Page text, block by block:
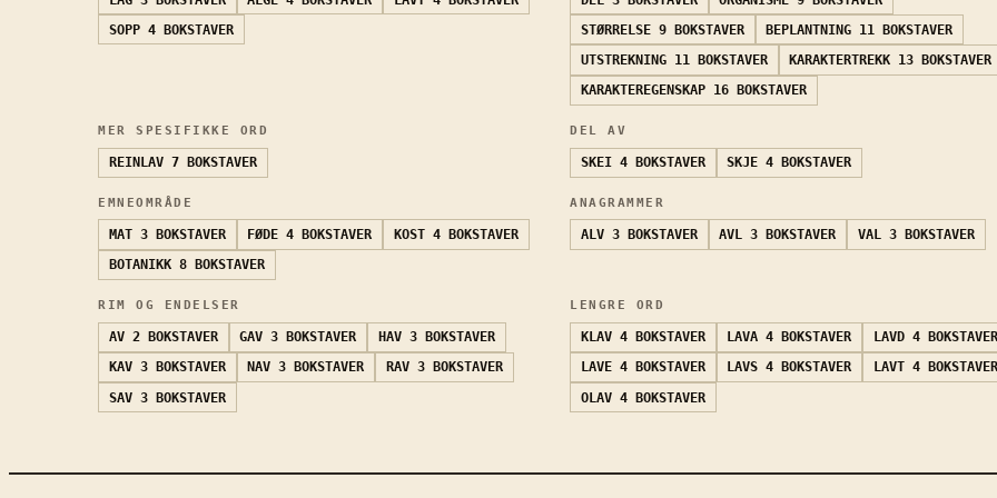
SOPP 4 BOKSTAVER
STØRRELSE 9 BOKSTAVER BEPLANTNING 11 BOKSTAVER
UTSTREKNING 11 BOKSTAVER KARAKTERTREKK 13 BOKSTAVER
KARAKTEREGENSKAP 16 BOKSTAVER
MER SPESIFIKKE ORD
REINLAV 7 BOKSTAVER
DEL AV
SKEI 4 BOKSTAVER SKJE 4 BOKSTAVER
EMNEOMRÅDE
MAT 3 BOKSTAVER FØDE 4 BOKSTAVER KOST 4 BOKSTAVER
BOTANIKK 8 BOKSTAVER
ANAGRAMMER
ALV 3 BOKSTAVER AVL 3 BOKSTAVER VAL 3 BOKSTAVER
RIM OG ENDELSER
AV 2 BOKSTAVER GAV 3 BOKSTAVER HAV 3 BOKSTAVER
KAV 3 BOKSTAVER NAV 3 BOKSTAVER RAV 3 BOKSTAVER
SAV 3 BOKSTAVER
LENGRE ORD
KLAV 4 BOKSTAVER LAVA 4 BOKSTAVER LAVD 4 BOKSTAVER
LAVE 4 BOKSTAVER LAVS 4 BOKSTAVER LAVT 4 BOKSTAVER
OLAV 4 BOKSTAVER